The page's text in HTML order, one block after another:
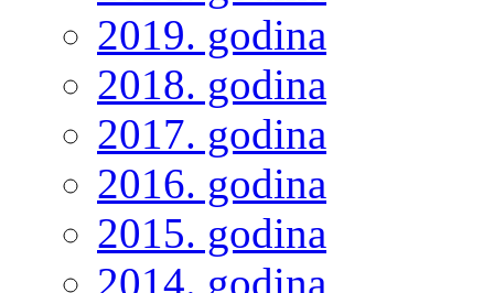
2019. godina
2018. godina
2017. godina
2016. godina
2015. godina
2014. godina